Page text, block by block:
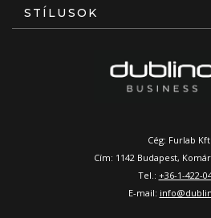
STÍLUSOK
Cég: Furlab Kft.
Cím: 1142 Budapest,
Tel.: +36-1-422-
E-mail: